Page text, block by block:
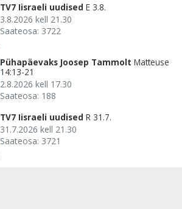
TV7 Iisraeli uudised E 3.8.
3.8.2026 kell 21.30
Saateosa: 3722
Pühapäevaks Joosep Tammolt Matteuse
14:13-21
2.8.2026 kell 17.30
Saateosa: 188
TV7 Iisraeli uudised R 31.7.
31.7.2026 kell 21.30
Saateosa: 3721